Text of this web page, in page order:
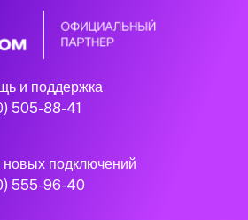
и поддержка
505-88-41
новых подключений
555-96-40
Ростелеком
интернет и